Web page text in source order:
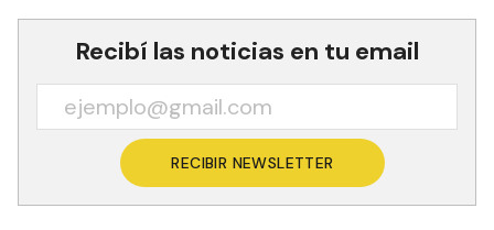
Recibí las noticias en tu email
RECIBIR NEWSLETTER